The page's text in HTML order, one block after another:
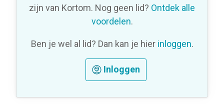
zijn van Kortom. Nog geen lid? Ontdek alle
voordelen.
Ben je wel al lid? Dan kan je hier inloggen.
Inloggen